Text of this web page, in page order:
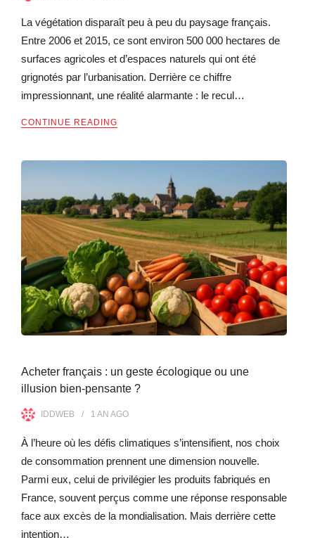
La végétation disparaît peu à peu du paysage français.
Entre 2006 et 2015, ce sont environ 500 000 hectares de
surfaces agricoles et d’espaces naturels qui ont été
grignotés par l’urbanisation. Derrière ce chiffre
impressionnant, une réalité alarmante : le recul…
CONTINUE READING
Acheter français : un geste écologique ou une
illusion bien-pensante ?
IDDWEB 1 AN AGO
À l’heure où les défis climatiques s’intensifient, nos choix
de consommation prennent une dimension nouvelle.
Parmi eux, celui de privilégier les produits fabriqués en
France, souvent perçus comme une réponse responsable
face aux excès de la mondialisation. Mais derrière cette
intention…